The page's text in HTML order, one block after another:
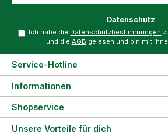
Datenschutz
Ich habe die Datenschutzbestimmungen
und die AGB gelesen und bin mit
Service-Hotline
Informationen
Shopservice
Unsere Vorteile für dich